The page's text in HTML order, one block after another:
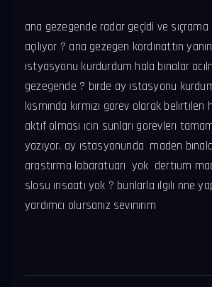
ana gezegende radar geçidi ve sıçrama
açılıyor ? ana gezegen kordınattın
ıstyasyonu kurdurdum hala bınalar
gezegende ? bırde ay ıstasyonu
kısmında kırmızı gorev olarak belırtılen
aktıf olması ıcın sunları gorevlerı
yazıyor. ay ıstasyonunda maden
arastırma labaratuarı yok dertıum
slosu ınsaatı yok ? bunlarla ılgılı nne
yardımcı olursanız sevınırım